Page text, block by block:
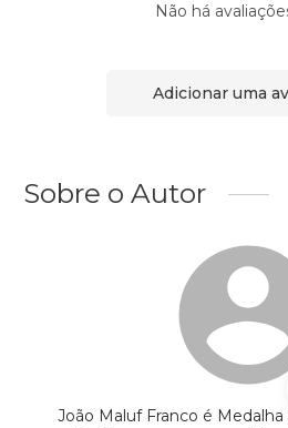
Não há
Adicionar uma
Sobre o Autor
João Maluf Franco é